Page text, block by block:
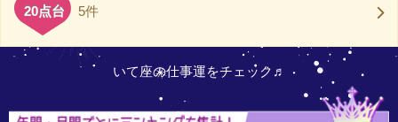
20点台 5件
いて座の仕事運をチェック♬